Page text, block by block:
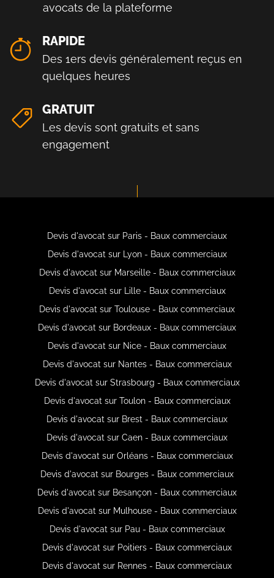
avocats de la plateforme
RAPIDE
Des 1ers devis généralement reçus en
quelques heures
GRATUIT
Les devis sont gratuits et sans
engagement
Devis d'avocat sur Paris - Baux commerciaux
Devis d'avocat sur Lyon - Baux commerciaux
Devis d'avocat sur Marseille - Baux commerciaux
Devis d'avocat sur Lille - Baux commerciaux
Devis d'avocat sur Toulouse - Baux commerciaux
Devis d'avocat sur Bordeaux - Baux commerciaux
Devis d'avocat sur Nice - Baux commerciaux
Devis d'avocat sur Nantes - Baux commerciaux
Devis d'avocat sur Strasbourg - Baux commerciaux
Devis d'avocat sur Toulon - Baux commerciaux
Devis d'avocat sur Brest - Baux commerciaux
Devis d'avocat sur Caen - Baux commerciaux
Devis d'avocat sur Orléans - Baux commerciaux
Devis d'avocat sur Bourges - Baux commerciaux
Devis d'avocat sur Besançon - Baux commerciaux
Devis d'avocat sur Mulhouse - Baux commerciaux
Devis d'avocat sur Pau - Baux commerciaux
Devis d'avocat sur Poitiers - Baux commerciaux
Devis d'avocat sur Rennes - Baux commerciaux